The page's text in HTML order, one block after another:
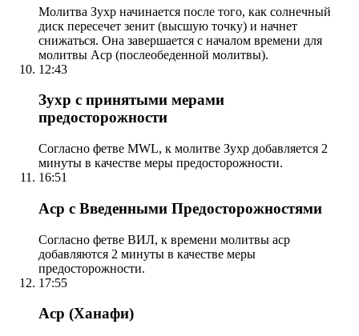
Молитва Зухр начинается после того, как солнечный
диск пересечет зенит (высшую точку) и начнет
снижаться. Она завершается с началом времени для
молитвы Аср (послеобеденной молитвы).
12:43
Зухр с принятыми мерами
предосторожности
Согласно фетве MWL, к молитве Зухр добавляется 2
минуты в качестве меры предосторожности.
16:51
Аср с Введенными Предосторожностями
Согласно фетве ВИЛ, к времени молитвы аср
добавляются 2 минуты в качестве меры
предосторожности.
17:55
Аср (Ханафи)